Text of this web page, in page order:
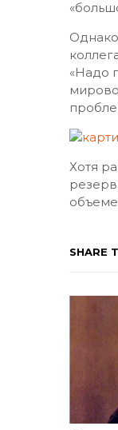
«Надо
Хотя
SHARE